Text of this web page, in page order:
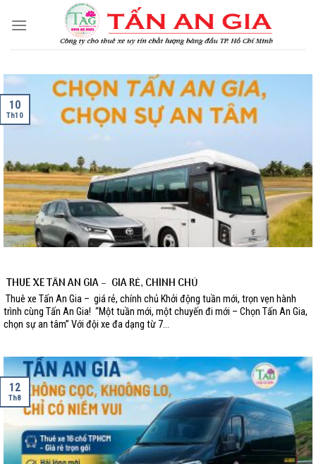
THUÊ XE TẤN AN GIA – GIÁ RẺ, CHÍNH CHỦ
Thuê xe Tấn An Gia – giá rẻ, chính chủ Khởi động tuần mới, trọn vẹn hành
trình cùng Tấn An Gia! “Một tuần mới, một chuyến đi mới – Chọn Tấn An Gia,
chọn sự an tâm” Với đội xe đa dạng từ 7...
10
Th10
12
Th8